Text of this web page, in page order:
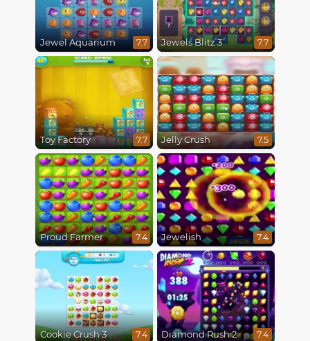
Jewel Aquarium 7.7 Jewels Blitz 3 7.7
Toy Factory 7.7 Jelly Crush 7.5
Proud Farmer 7.4 Jewelish 7.4
Cookie Crush 3 7.4 Diamond Rush 2 7.4